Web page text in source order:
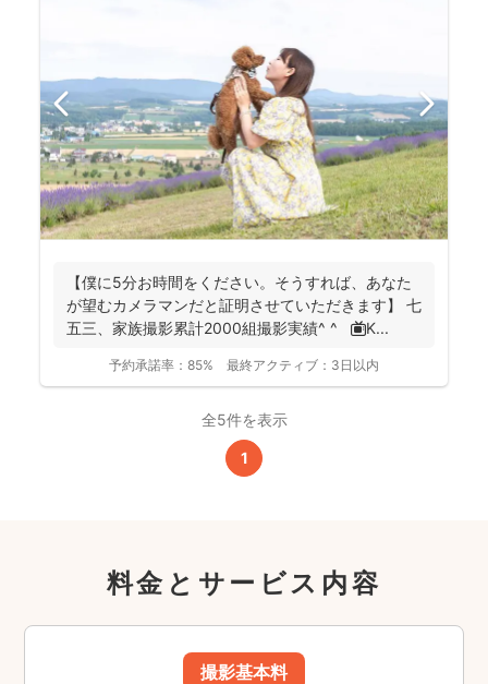
【僕に5分お時間をください。そうすれば、あなた
が望むカメラマンだと証明させていただきます】 七
五三、家族撮影累計2000組撮影実績^ ^ 📺K...
予約承諾率： 85% 最終アクティブ： 3日以内
全5件を表示
1
料金とサービス内容
撮影基本料